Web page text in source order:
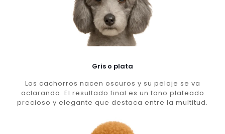
Gris o plata
Los cachorros nacen oscuros y su pelaje se va
aclarando. El resultado final es un tono plateado
precioso y elegante que destaca entre la multitud.